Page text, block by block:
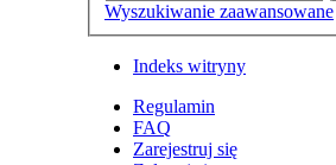
Wyszukiwanie zaawansowane
Indeks witryny
Regulamin
FAQ
Zarejestruj się